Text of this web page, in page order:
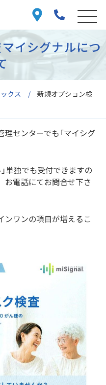
クス
新規オプション検
イシグナルにつ
センターでも「マイシグ
単独でも受付できますの
お電話にてお問合せ下さ
ンワンの項目が増えるこ